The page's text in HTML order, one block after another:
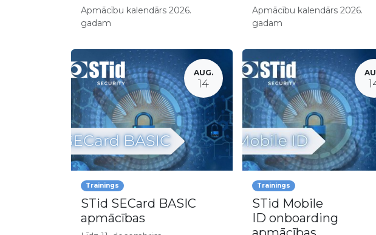
Apmācību kalendārs 2026.
gadam
Apmācību kalendārs 2026.
gadam
AUG.
14
Trainings
STid SECard BASIC
apmācības
Trainings
STid Mobile
ID onboarding